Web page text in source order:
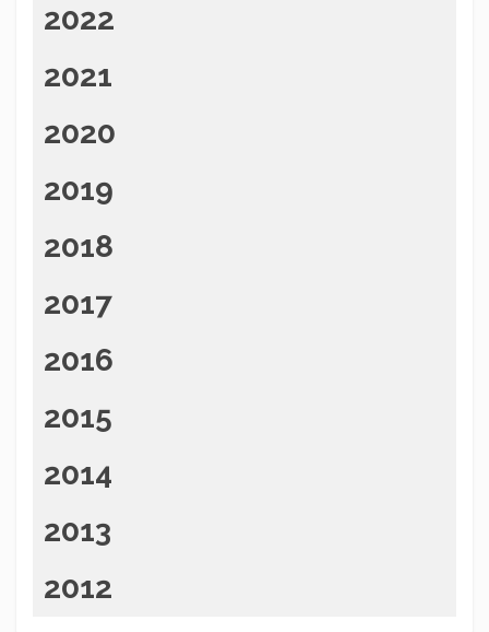
2022
2021
2020
2019
2018
2017
2016
2015
2014
2013
2012